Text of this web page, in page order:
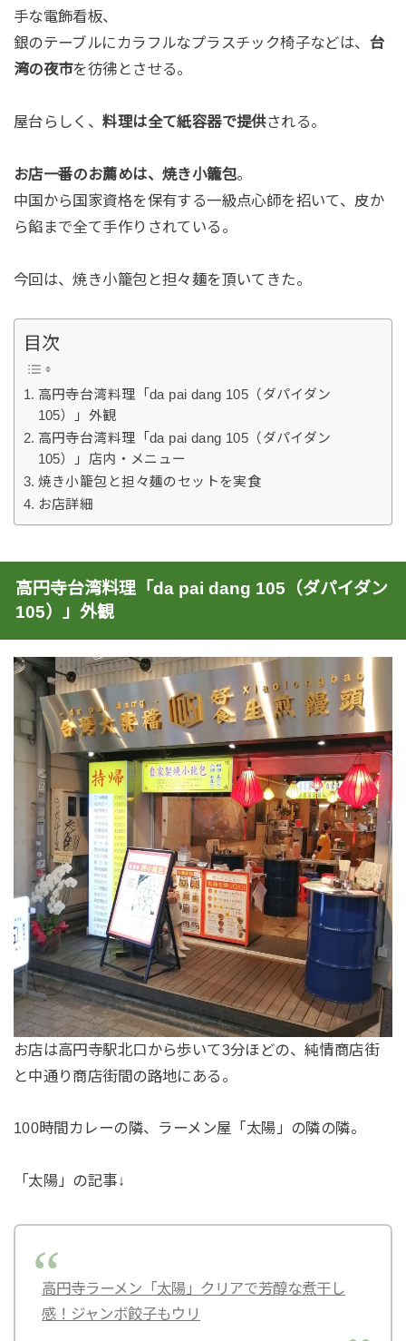
手な電飾看板、
銀のテーブルにカラフルなプラスチック椅子などは、 台
湾の夜市を彷彿とさせる。
屋台らしく、料理は全て紙容器で提供される。
お店一番のお薦めは、焼き小籠包。
中国から国家資格を保有する一級点心師を招いて、皮か
ら餡まで全て手作りされている。
今回は、焼き小籠包と担々麺を頂いてきた。
目次
高円寺台湾料理「da pai dang 105（ダパイダン
105）」外観
高円寺台湾料理「da pai dang 105（ダパイダン
105）」店内・メニュー
焼き小籠包と担々麺のセットを実食
お店詳細
高円寺台湾料理「da pai dang 105（ダパイダン
105）」外観
お店は高円寺駅北口から歩いて3分ほどの、純情商店街
と中通り商店街間の路地にある。
100時間カレーの隣、ラーメン屋「太陽」の隣の隣。
「太陽」の記事↓
高円寺ラーメン「太陽」クリアで芳醇な煮干し
感！ジャンボ餃子もウリ